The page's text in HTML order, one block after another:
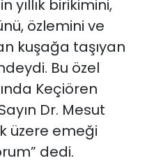
yıllık birikimini,
özlemini ve
kuşağa taşıyan
Bu özel
Keçiören
Dr. Mesut
üzere emeği
dedi.